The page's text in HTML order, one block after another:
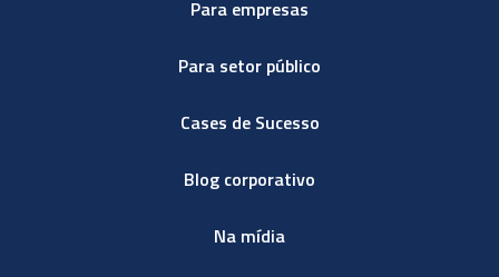
Para empresas
Para setor público
Cases de Sucesso
Blog corporativo
Na mídia